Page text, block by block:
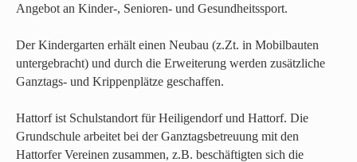
Angebot an Kinder-, Senioren- und Gesundheitssport.
Der Kindergarten erhält einen Neubau (z.Zt. in Mobilbauten
untergebracht) und durch die Erweiterung werden zusätzliche
Ganztags- und Krippenplätze geschaffen.
Hattorf ist Schulstandort für Heiligendorf und Hattorf. Die
Grundschule arbeitet bei der Ganztagsbetreuung mit den
Hattorfer Vereinen zusammen, z.B. beschäftigten sich die